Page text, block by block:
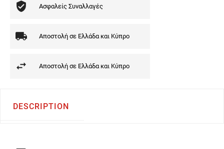
Ασφαλείς Συναλλαγές
Αποστολή σε Ελλάδα και Κύπρο
Αποστολή σε Ελλάδα και Κύπρο
DESCRIPTION